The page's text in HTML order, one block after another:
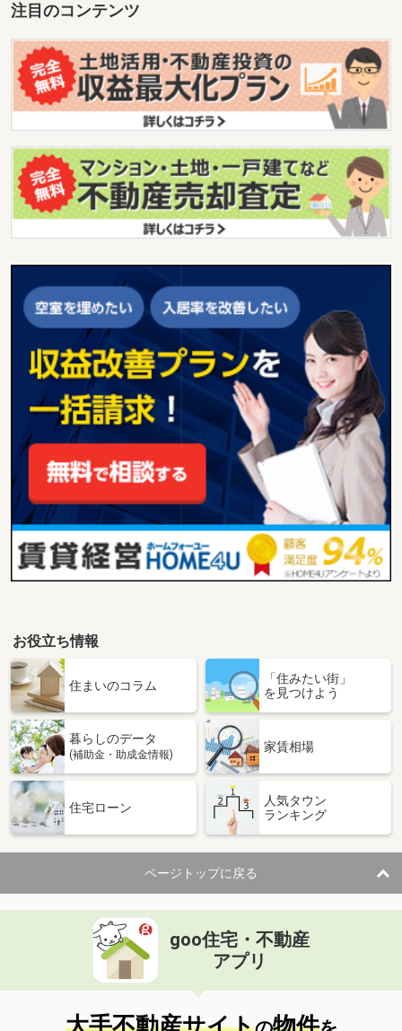
注目のコンテンツ
お役立ち情報
住まいのコラム
「住みたい街」
を見つけよう
暮らしのデータ
(補助金・助成金情報)
家賃相場
住宅ローン
人気タウン
ランキング
ページトップに戻る
goo住宅・不動産
アプリ
大手不動産サイト 物件